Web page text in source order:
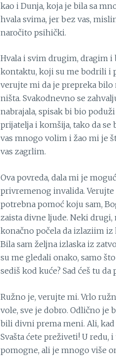
kao i Dunja, koja je bila sa
hvala svima, jer bez vas,
naročito psihički.
Hvala i svim drugim, dragim
kontaktu, koji su me bodrili i
verujte mi da je prepreka
ništa. Svakodnevno se
nabrajala, spisak bi bio
prijatelja i komšija, tako da
vas mnogo volim i žao mi je
vas zagrlim.
Ova povreda, dala mi je
privremenog invalida. Verujte
potrebna pomoć koju sam,
zaista divne ljude. Neki drugi,
konačno počela da izlaziim
Bila sam željna izlaska iz
su me gledali onako, samo
sediš kod kuće? Sad ćeš tu da
Ružno je, verujte mi. Vrlo
vole, sve je dobro. Odlično je
bili divni prema meni. Ali,
Svašta ćete preživeti! U redu,
pomogne, ali je mnogo više